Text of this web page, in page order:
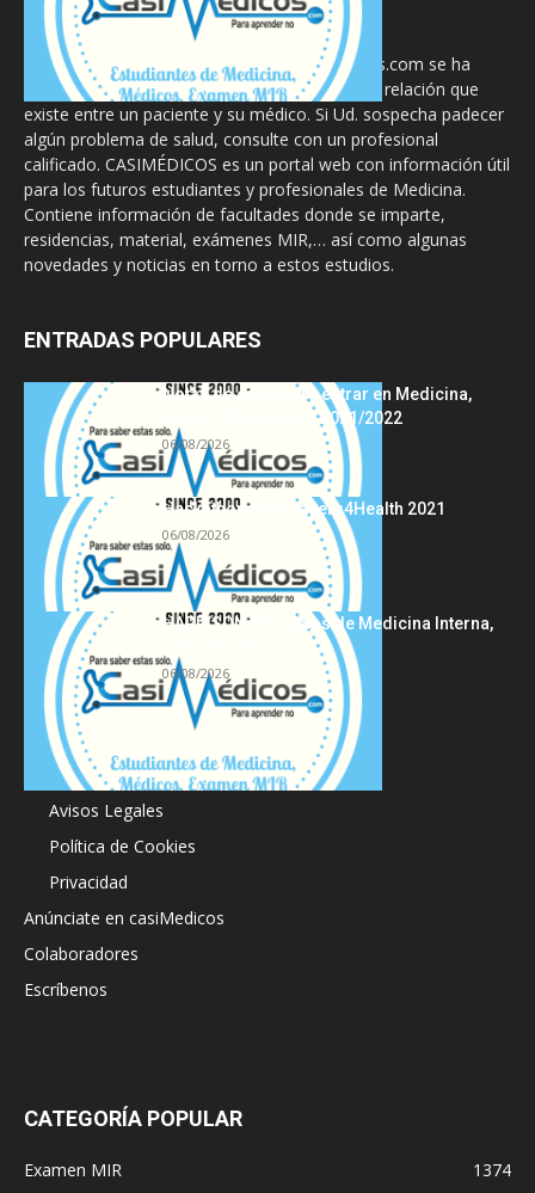
La información proporcionada en CasiMedicos.com se ha
diseñado para complementar, no substituir, la relación que
existe entre un paciente y su médico. Si Ud. sospecha padecer
algún problema de salud, consulte con un profesional
calificado. CASIMÉDICOS es un portal web con información útil
para los futuros estudiantes y profesionales de Medicina.
Contiene información de facultades donde se imparte,
residencias, material, exámenes MIR,… así como algunas
novedades y noticias en torno a estos estudios.
ENTRADAS POPULARES
Notas de corte para entrar en Medicina,
curso 2022/2023 vs 2021/2022
06/08/2026
Hackathon Innomakers4Health 2021
06/08/2026
HARRISON Principios de Medicina Interna,
06/08/2026
Acerca de
Avisos Legales
Política de Cookies
Privacidad
Anúnciate en casiMedicos
Colaboradores
Escríbenos
CATEGORÍA POPULAR
Examen MIR
1374